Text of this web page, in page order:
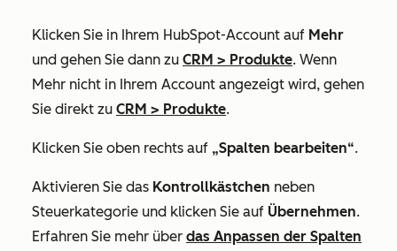
Klicken Sie in Ihrem HubSpot-Account auf Mehr
und gehen Sie dann zu CRM > Produkte. Wenn
Mehr nicht in Ihrem Account angezeigt wird, gehen
Sie direkt zu CRM > Produkte.
Klicken Sie oben rechts auf „Spalten bearbeiten“.
Aktivieren Sie das Kontrollkästchen neben
Steuerkategorie und klicken Sie auf Übernehmen.
Erfahren Sie mehr über das Anpassen der Spalten